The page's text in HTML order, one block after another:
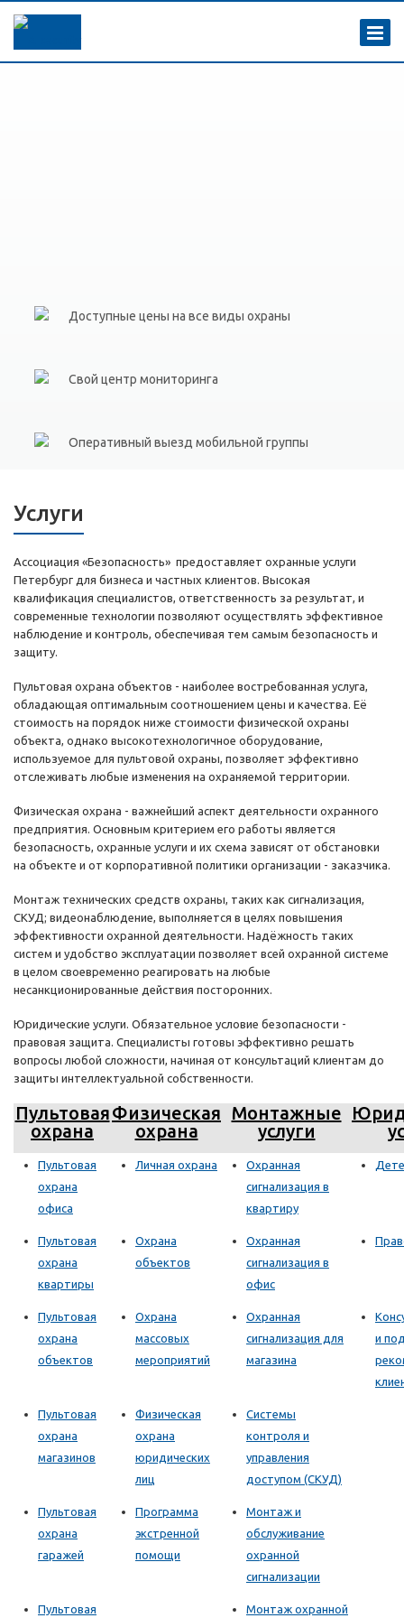
Доступные цены на все виды охраны
Свой центр мониторинга
Оперативный выезд мобильной группы
Услуги
Ассоциация «Безопасность» предоставляет охранные услуги
Петербург для бизнеса и частных клиентов. Высокая
квалификация специалистов, ответственность за результат, и
современные технологии позволяют осуществлять эффективное
наблюдение и контроль, обеспечивая тем самым безопасность и
защиту.
Пультовая охрана объектов - наиболее востребованная услуга,
обладающая оптимальным соотношением цены и качества. Её
стоимость на порядок ниже стоимости физической охраны
объекта, однако высокотехнологичное оборудование,
используемое для пультовой охраны, позволяет эффективно
отслеживать любые изменения на охраняемой территории.
Физическая охрана - важнейший аспект деятельности охранного
предприятия. Основным критерием его работы является
безопасность, охранные услуги и их схема зависят от обстановки
на объекте и от корпоративной политики организации - заказчика.
Монтаж технических средств охраны, таких как сигнализация,
СКУД; видеонаблюдение, выполняется в целях повышения
эффективности охранной деятельности. Надёжность таких
систем и удобство эксплуатации позволяет всей охранной системе
в целом своевременно реагировать на любые
несанкционированные действия посторонних.
Юридические услуги. Обязательное условие безопасности -
правовая защита. Специалисты готовы эффективно решать
вопросы любой сложности, начиная от консультаций клиентам до
защиты интеллектуальной собственности.
Пультовая
охрана
Физическая
охрана
Монтажные
услуги
Пультовая
охрана
офиса
Личная охрана
Охранная
сигнализация в
квартиру
Пультовая
охрана
квартиры
Охрана
объектов
Охранная
сигнализация в
офис
Пультовая
охрана
объектов
Охрана
массовых
мероприятий
Охранная
сигнализация для
магазина
и
Пультовая
охрана
магазинов
Физическая
охрана
юридических
лиц
Системы
контроля и
управления
доступом (СКУД)
Пультовая
охрана
гаражей
Программа
экстренной
помощи
Монтаж и
обслуживание
охранной
сигнализации
Пультовая Монтаж охранной